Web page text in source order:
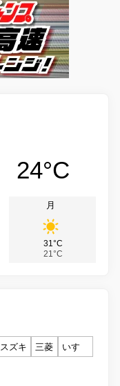
24°C
月
31°C
21°C
スズキ 三菱
いすゞ